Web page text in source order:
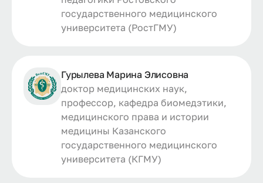
государственного медицинского
университета (РостГМУ)
Гурылева Марина Элисовна
доктор медицинских наук,
профессор, кафедра биомедэтики,
медицинского права и истории
медицины Казанского
государственного медицинского
университета (КГМУ)